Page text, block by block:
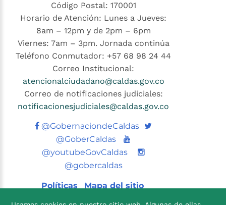
Código Postal: 170001
Horario de Atención: Lunes a Jueves:
8am – 12pm y de 2pm – 6pm
Viernes: 7am – 3pm. Jornada continúa
Teléfono Conmutador: +57 68 98 24 44
Correo Institucional:
atencionalciudadano@caldas.gov.co
Correo de notificaciones judiciales:
notificacionesjudiciales@caldas.gov.co
@GobernaciondeCaldas Twitter
@GoberCaldas
Youtube
@youtubeGovCaldas
@gobercaldas
Políticas Mapa del sitio